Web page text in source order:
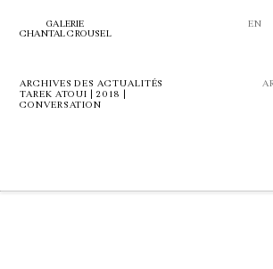
GALERIE
CHANTAL CROUSEL
EN
ARCHIVES DES ACTUALITÉS
TAREK ATOUI | 2018 |
CONVERSATION